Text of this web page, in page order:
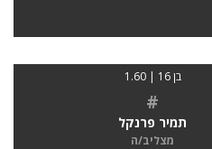
בן 16 | 1.60
#
תמיר פרנקל
מצליב/ה